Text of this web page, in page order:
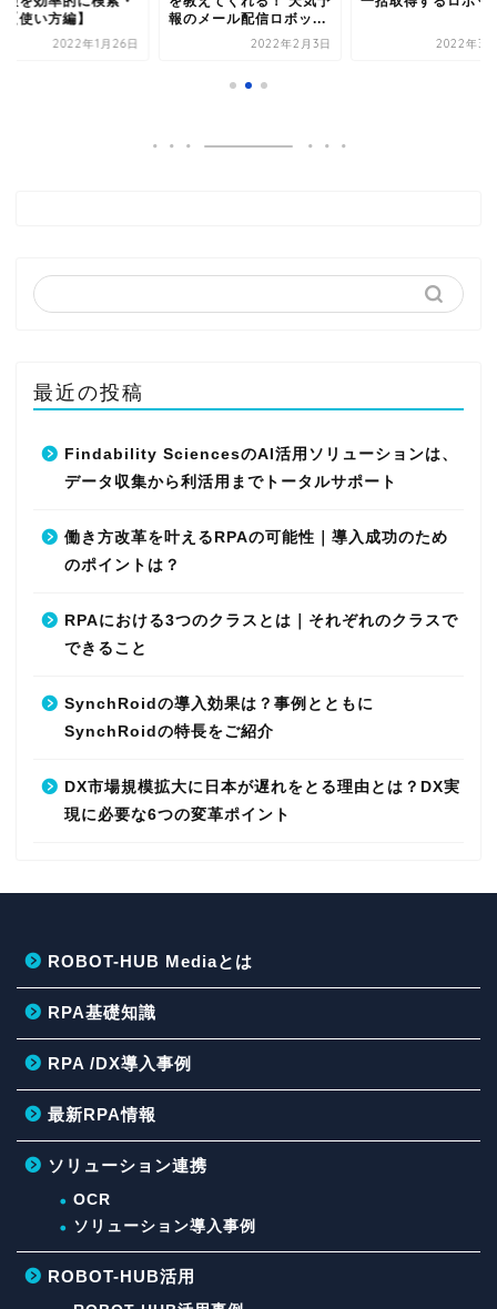
【使い方編】
2022年1月26日
報のメール配信ロボッ...
2022年2月3日 2022年3
最近の投稿
Findability SciencesのAI活用ソリューションは、
データ収集から利活用までトータルサポート
働き方改革を叶えるRPAの可能性｜導入成功のため
のポイントは？
RPAにおける3つのクラスとは｜それぞれのクラスで
できること
SynchRoidの導入効果は？事例とともに
SynchRoidの特長をご紹介
DX市場規模拡大に日本が遅れをとる理由とは？DX実
現に必要な6つの変革ポイント
ROBOT-HUB Mediaとは
RPA基礎知識
RPA /DX導入事例
最新RPA情報
ソリューション連携
OCR
ソリューション導入事例
ROBOT-HUB活用